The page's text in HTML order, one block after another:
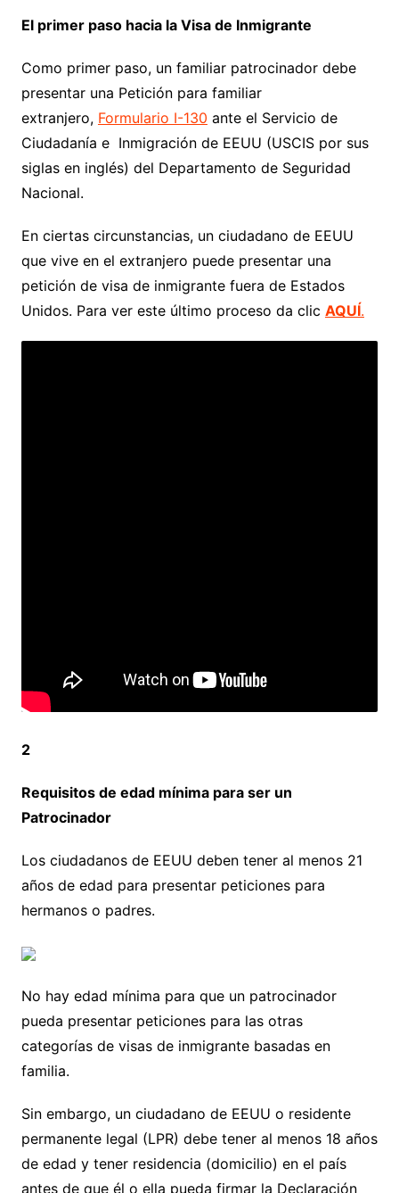
El primer paso hacia la Visa de Inmigrante
Como primer paso, un familiar patrocinador debe
presentar una Petición para familiar
extranjero, Formulario I-130 ante el Servicio de
Ciudadanía e Inmigración de EEUU (USCIS por sus
siglas en inglés) del Departamento de Seguridad
Nacional.
En ciertas circunstancias, un ciudadano de EEUU
que vive en el extranjero puede presentar una
petición de visa de inmigrante fuera de Estados
Unidos. Para ver este último proceso da clic AQUÍ.
2
Requisitos de edad mínima para ser un
Patrocinador
Los ciudadanos de EEUU deben tener al menos 21
años de edad para presentar peticiones para
hermanos o padres.
No hay edad mínima para que un patrocinador
pueda presentar peticiones para las otras
categorías de visas de inmigrante basadas en
familia.
Sin embargo, un ciudadano de EEUU o residente
permanente legal (LPR) debe tener al menos 18 años
de edad y tener residencia (domicilio) en el país
antes de que él o ella pueda firmar la Declaración